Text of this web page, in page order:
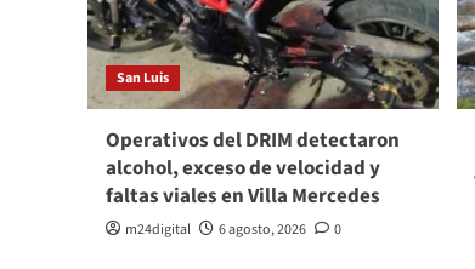
San Luis
Operativos del DRIM detectaron
alcohol, exceso de velocidad y
faltas viales en Villa Mercedes
m24digital 6 agosto, 2026 0